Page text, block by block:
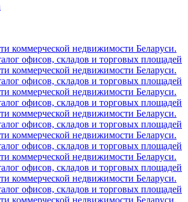
коммерческой недвижимости Беларуси.
офисов, складов и торговых площадей
коммерческой недвижимости Беларуси.
офисов, складов и торговых площадей
коммерческой недвижимости Беларуси.
офисов, складов и торговых площадей
коммерческой недвижимости Беларуси.
офисов, складов и торговых площадей
коммерческой недвижимости Беларуси.
офисов, складов и торговых площадей
коммерческой недвижимости Беларуси.
офисов, складов и торговых площадей
коммерческой недвижимости Беларуси.
офисов, складов и торговых площадей
коммерческой недвижимости Беларуси.